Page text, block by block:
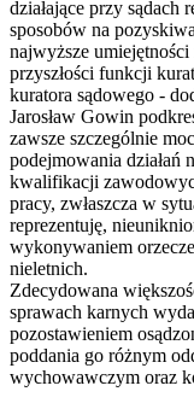
działające przy sądach
sposobów na
najwyższe umiejętności
przyszłości funkcji
kuratora sądowego -
Jarosław Gowin
zawsze szczególnie
podejmowania działań
kwalifikacji
pracy, zwłaszcza w
reprezentuję,
wykonywaniem
nieletnich.
Zdecydowana
sprawach karnych
pozostawieniem
poddania go różnym
wychowawczym oraz